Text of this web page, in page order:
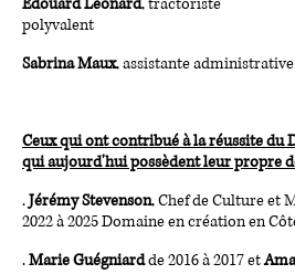
polyvalent
Sabrina Maux, assistante
Ceux qui ont contribué à la réussite du
qui aujourd'hui possèdent leur propre
.Jérémy Stevenson, Chef de Culture et
2022 à 2025Domaine en création en
.Marie Guégniardde 2016 à 2017 et